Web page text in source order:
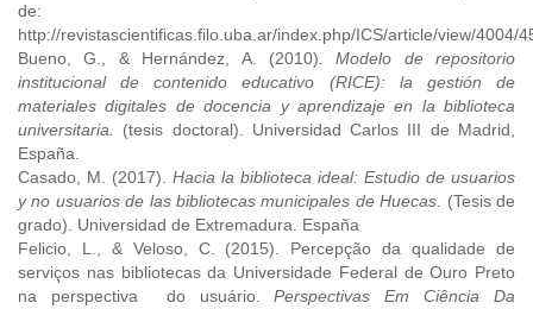
de:
http://revistascientificas.filo.uba.ar/index.php/ICS/article/view/4004/
Bueno, G., & Hernández, A. (2010) . Modelo de repositorio
institucional de contenido educativo (RICE): la gestión de
materiales digitales de docencia y aprendizaje en la biblioteca
universitaria.
(tesis doctoral). Universidad Carlos III de Madrid,
España.
Casado, M. (2017). Hacia la biblioteca ideal: Estudio de usuarios
y no usuarios de las bibliotecas municipales de Huecas. (Tesis de
grado). Universidad de Extremadura. España
Felicio, L., & Veloso, C. (2015). Percepção da qualidade de
serviços nas bibliotecas da Universidade Federal de Ouro Preto
na perspectiva do usuário.Perspectivas Em Ciência Da